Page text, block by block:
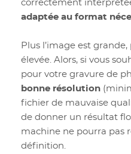
correctement
adaptée au format
Plus l’image est
élevée. Alors, si vous
pour votre gravure de
bonne résolution
fichier de mauvaise
de donner un résultat
machine ne pourra pas
définition.